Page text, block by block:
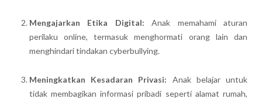
Mengajarkan Etika Digital: Anak memahami aturan
perilaku online, termasuk menghormati orang lain dan
menghindari tindakan cyberbullying.
Meningkatkan Kesadaran Privasi: Anak belajar untuk
tidak membagikan informasi pribadi seperti alamat rumah,